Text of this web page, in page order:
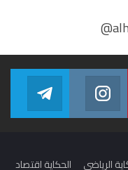
Youtube
Join us on Youtube
alhekyanews
us on Instagram
الرياضي الحكاية اقتصاد